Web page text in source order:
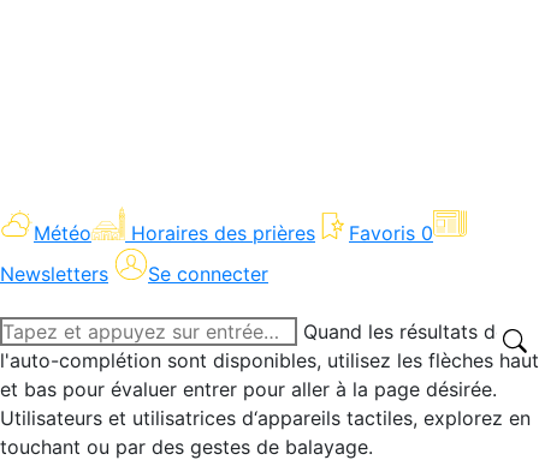
Météo Horaires des prières Favoris 0
Newsletters
Se connecter
Recherche
:
Quand les résultats de
l'auto-complétion sont disponibles, utilisez les flèches haut
et bas pour évaluer entrer pour aller à la page désirée.
Utilisateurs et utilisatrices d‘appareils tactiles, explorez en
touchant ou par des gestes de balayage.